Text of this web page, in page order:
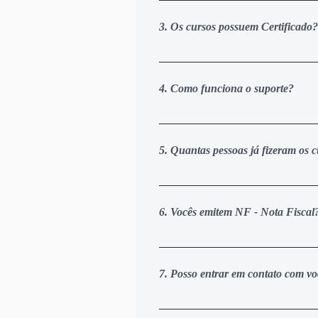
acesso de 1 a 3 dias úteis após o
3. Os cursos possuem Certificado?
Sim, Com CERTEZA. Ao
momento de efetuar a inscrição
4. Como funciona o suporte?
Você terá acesso ao nosso
nossos especialistas vão analisar
5. Quantas pessoas já fizeram os
Ótima pergunta. Atualmente nós
empresas reconhecem a nossa
6. Vocês emitem NF - Nota
Sim. Nossas empresas são
7. Posso entrar em contato com
Sim. Você pode enviar um email